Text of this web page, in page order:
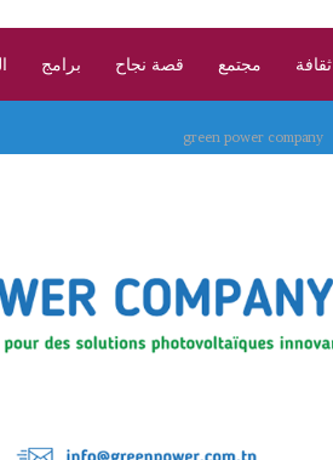
ثقافة مجتمع قصة نجاح برامج
green power company